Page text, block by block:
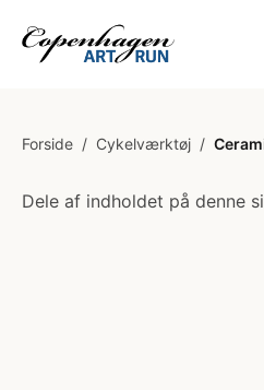
Forside / Cykelværktøj /
Dele af indholdet på denne